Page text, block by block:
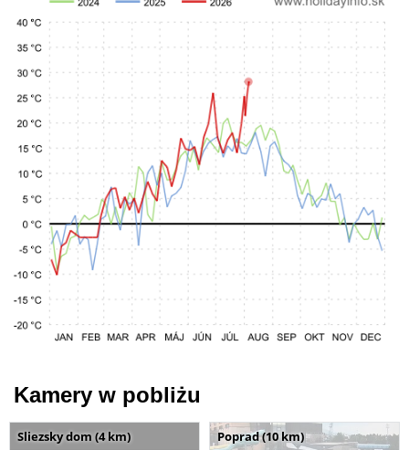
Kamery w pobliżu
Sliezsky dom (4 km) Poprad (10 km)